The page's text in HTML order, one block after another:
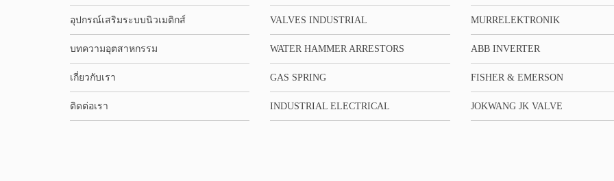
อุปกรณ์เสริมระบบนิวเมติกส์
บทความอุตสาหกรรม
เกี่ยวกับเรา
ติดต่อเรา
VALVES INDUSTRIAL
WATER HAMMER ARRESTORS
GAS SPRING
INDUSTRIAL ELECTRICAL
MURRELEKTRONIK
ABB INVERTER
FISHER & EMERSON
JOKWANG JK VALVE